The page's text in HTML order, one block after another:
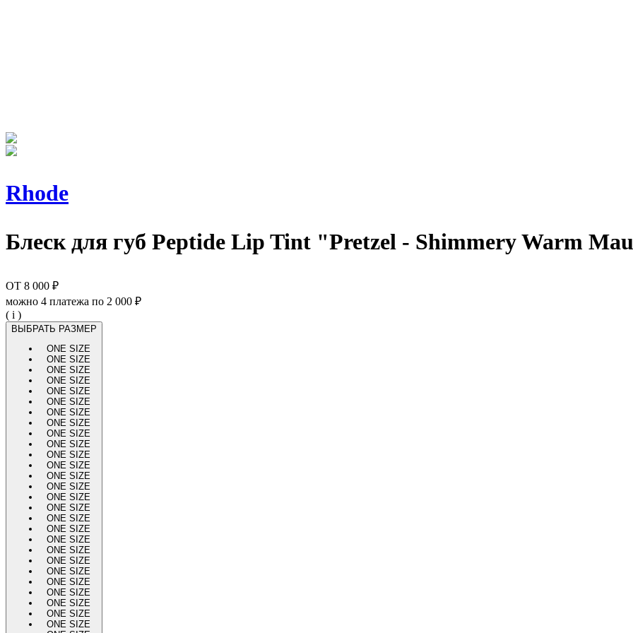
Rhode
Блеск для губ Peptide Lip Tint "Pretzel - Shimmery Warm
ОТ 8 000 ₽
можно 4 платежа по 2 000 ₽
( i )
ВЫБРАТЬ РАЗМЕР
ONE SIZE
ONE SIZE
ONE SIZE
ONE SIZE
ONE SIZE
ONE SIZE
ONE SIZE
ONE SIZE
ONE SIZE
ONE SIZE
ONE SIZE
ONE SIZE
ONE SIZE
ONE SIZE
ONE SIZE
ONE SIZE
ONE SIZE
ONE SIZE
ONE SIZE
ONE SIZE
ONE SIZE
ONE SIZE
ONE SIZE
ONE SIZE
ONE SIZE
ONE SIZE
ONE SIZE